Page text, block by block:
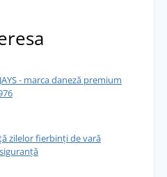
- marca daneză premium
zilelor fierbinți de vară